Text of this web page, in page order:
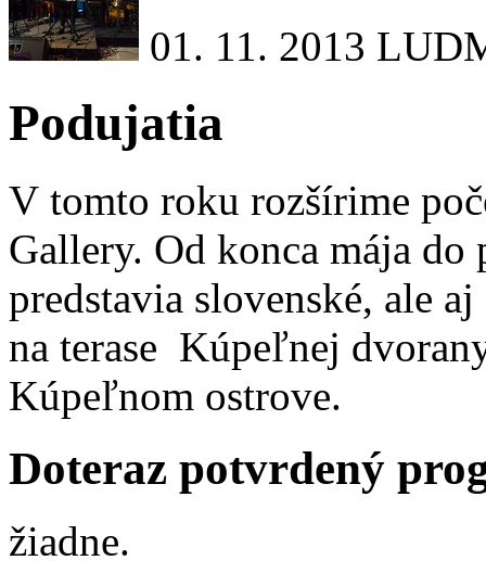
01. 11. 2013
Podujatia
V tomto roku rozšírime
Gallery. Od konca mája do
predstavia slovenské, ale
na terase Kúpeľnej
Kúpeľnom ostrove.
Doteraz potvrdený
žiadne.